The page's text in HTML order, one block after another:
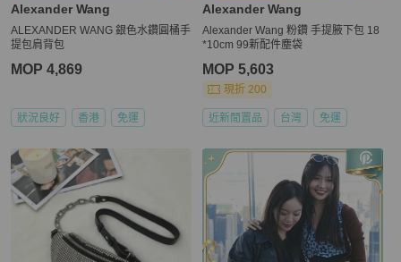
Alexander Wang
ALEXANDER WANG 銀色水鑽圓桶手
提包肩背包
MOP 4,869
狀況良好 香港 免運
Alexander Wang
Alexander Wang 粉鑽 手提腋下包 18
*10cm 99新配件塵袋
MOP 5,603
現折 200
近新閒置品 台灣 免運